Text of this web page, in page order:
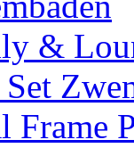
&
Frame